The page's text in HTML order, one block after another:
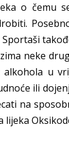
o čemu
neke
u
ili
na